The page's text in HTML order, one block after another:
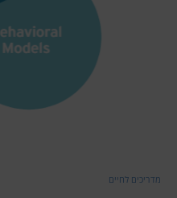
מדריכים לחיים